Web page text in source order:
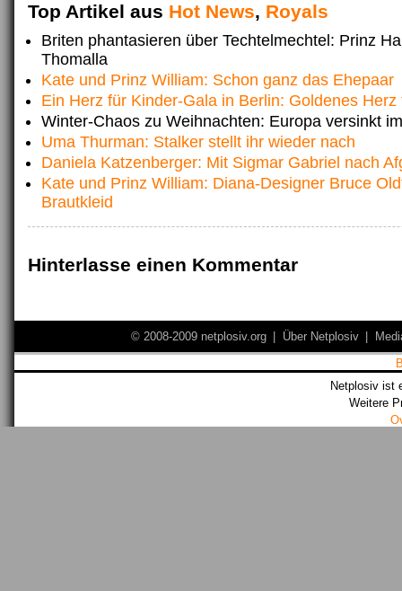
Top Artikel aus Hot News, Royals
Briten phantasieren über Techtelmechtel: Prinz
Thomalla
Kate und Prinz William: Schon ganz das Ehepaar
Ein Herz für Kinder-Gala in Berlin: Goldenes
Winter-Chaos zu Weihnachten: Europa versinkt
Uma Thurman: Stalker stellt ihr wieder nach
Daniela Katzenberger: Mit Sigmar Gabriel nach
Kate und Prinz William: Diana-Designer Bruce
Brautkleid
Hinterlasse einen Kommentar
© 2008-2009 netplosiv.org Über Netplosiv
Netplosiv ist
Weitere